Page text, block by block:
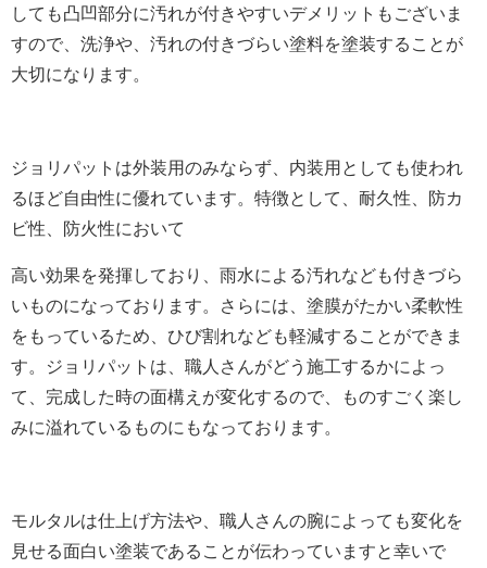
しても凸凹部分に汚れが付きやすいデメリットもございま
すので、洗浄や、汚れの付きづらい塗料を塗装することが
大切になります。
ジョリパットは外装用のみならず、内装用としても使われ
るほど自由性に優れています。特徴として、 耐久性、防カ
ビ性、防火性において
高い効果を発揮しており、雨水による汚れなども付きづら
いものになっております。さらには、塗膜がたかい柔軟性
をもっているため、ひび割れなども軽減することができま
す。ジョリパットは、職人さんがどう施工するかによっ
て、完成した時の面構えが変化するので、ものすごく楽し
みに溢れているものにもなっております。
モルタルは仕上げ方法や、職人さんの腕によっても変化を
見せる面白い塗装であることが伝わっていますと幸いで